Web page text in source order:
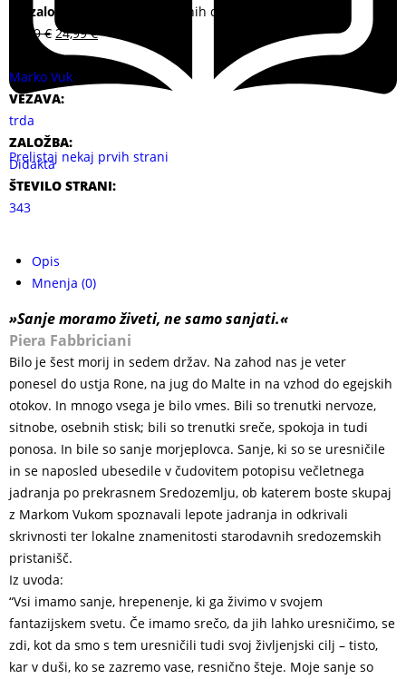
Prelistaj nekaj prvih strani
Na zalogi
Dostavimo v 2 delovnih dneh.
29,99€ 24,99€
AVTOR:
Marko Vuk
VEZAVA:
trda
ZALOŽBA:
Didakta
ŠTEVILO STRANI:
343
Opis
Mnenja (0)
»Sanje moramo živeti, ne samo sanjati.«
Piera Fabbriciani
Bilo je šest morij in sedem držav. Na zahod nas je veter
ponesel do ustja Rone, na jug do Malte in na vzhod do egejskih
otokov. In mnogo vsega je bilo vmes. Bili so trenutki nervoze,
sitnobe, osebnih stisk; bili so trenutki sreče, spokoja in tudi
ponosa. In bile so sanje morjeplovca. Sanje, ki so se uresničile
in se naposled ubesedile v čudovitem potopisu večletnega
jadranja po prekrasnem Sredozemlju, ob katerem boste skupaj
z Markom Vukom spoznavali lepote jadranja in odkrivali
skrivnosti ter lokalne znamenitosti starodavnih sredozemskih
pristanišč.
Iz uvoda:
“Vsi imamo sanje, hrepenenje, ki ga živimo v svojem
fantazijskem svetu. Če imamo srečo, da jih lahko uresničimo, se
zdi, kot da smo s tem uresničili tudi svoj življenjski cilj – tisto,
kar v duši, ko se zazremo vase, resnično šteje. Moje sanje so